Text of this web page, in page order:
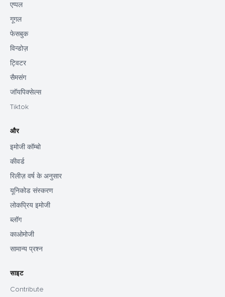
एप्पल
गूगल
फेसबुक
विन्डोज़
ट्विटर
सैमसंग
जॉयपिक्सेल्स
Tiktok
और
इमोजी कॉम्बो
कीवर्ड
रिलीज़ वर्ष के अनुसार
यूनिकोड संस्करण
लोकप्रिय इमोजी
ब्लॉग
काओमोजी
सामान्य प्रश्न
साइट
Contribute